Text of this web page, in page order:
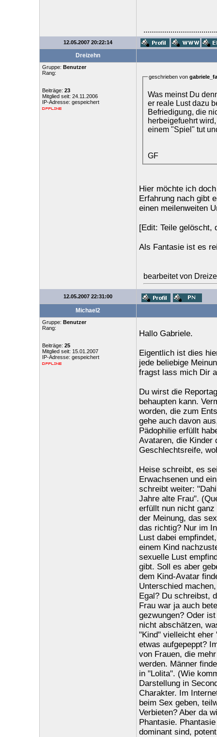
12.05.2007 20:22:14
Dreizehn
Gruppe: Benutzer
Rang:
Beiträge: 23
Mitglied seit: 24.11.2006
IP-Adresse: gespeichert
geschrieben von
Was meinst Du
er reale Lust dazu
Befriedigung, die
herbeigefuehrt
einem "Spiel" tut
GF
Hier möchte ich
Erfahrung nach gibt
einen meilenweiten
[Edit: Teile gelöscht,
Als Fantasie ist es
bearbeitet von
12.05.2007 22:31:00
Michael2
Gruppe: Benutzer
Rang:
Beiträge: 25
Mitglied seit: 15.01.2007
IP-Adresse: gespeichert
Hallo Gabriele.
Eigentlich ist dies
jede beliebige
fragst lass mich Dir
Du wirst die
behaupten kann.
worden, die zum
gehe auch davon
Pädophilie erfüllt
Avataren, die Kinder
Geschlechtsreife,
Heise schreibt, es
Erwachsenen und
schreibt weiter:
Jahre alte Frau".
erfüllt nun nicht
der Meinung, das
das richtig? Nur im
Lust dabei
einem Kind
sexuelle Lust
gibt. Soll es aber
dem Kind-Avatar
Unterschied
Egal? Du schreibst,
Frau war ja auch
gezwungen? Oder
nicht abschätzen,
"Kind" vielleicht eher
etwas aufgepeppt?
von Frauen, die
werden. Männer
in "Lolita". (Wie
Darstellung in
Charakter. Im
beim Sex geben,
Verbieten? Aber da
Phantasie.
dominant sind,